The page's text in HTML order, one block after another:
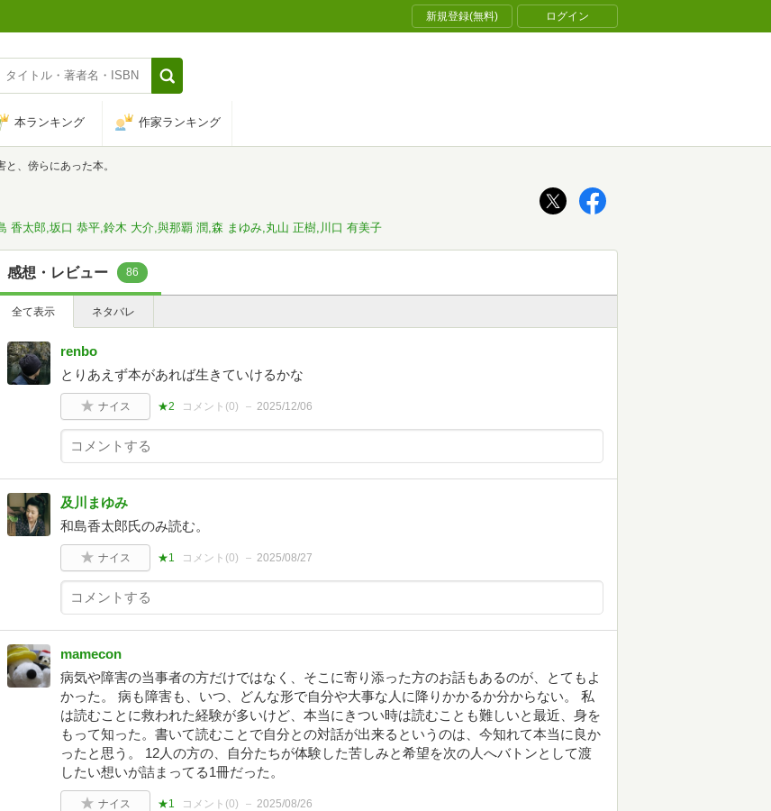
新規登録(無料) ログイン
本ランキング 作家ランキング
と、傍らにあった本。
香太郎,坂口 恭平,鈴木 大介,與那覇 潤,森 まゆみ,丸山 正樹,川口 有美子
感想・レビュー 86
全て表示 ネタバレ
renbo
とりあえず本があれば生きていけるかな
ナイス ★2 コメント(0) 2025/12/06
及川まゆみ
和島香太郎氏のみ読む。
ナイス ★1 コメント(0) 2025/08/27
mamecon
病気や障害の当事者の方だけではなく、そこに寄り添った方のお話もあるのが、とてもよ
かった。 病も障害も、いつ、どんな形で自分や大事な人に降りかかるか分からない。 私
は読むことに救われた経験が多いけど、本当にきつい時は読むことも難しいと最近、身を
もって知った。書いて読むことで自分との対話が出来るというのは、今知れて本当に良か
ったと思う。 12人の方の、自分たちが体験した苦しみと希望を次の人へバトンとして渡
したい想いが詰まってる1冊だった。
ナイス ★1 コメント(0) 2025/08/26